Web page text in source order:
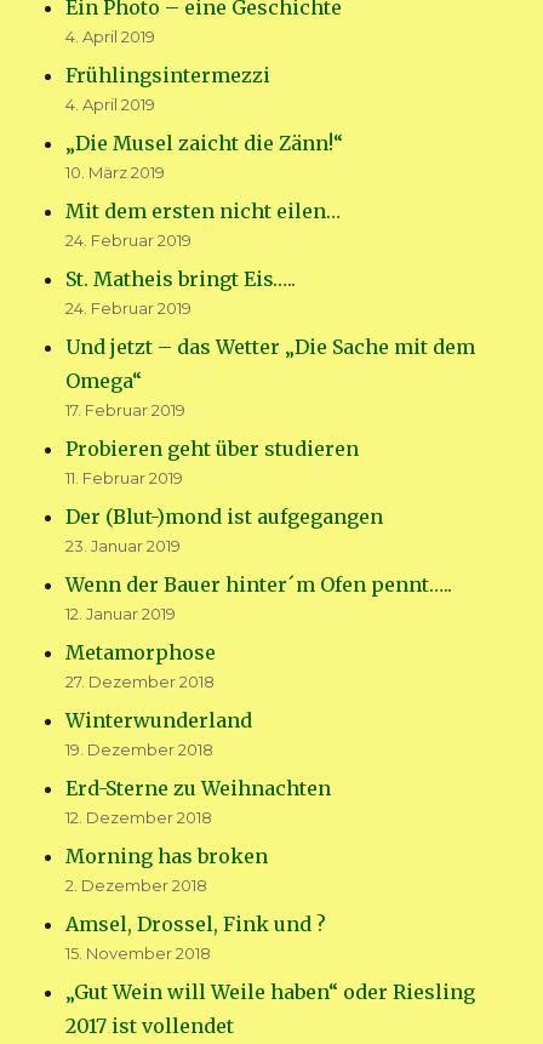
Ein Photo – eine Geschichte
4. April 2019
Frühlingsintermezzi
4. April 2019
„Die Musel zaicht die Zänn!“
10. März 2019
Mit dem ersten nicht eilen…
24. Februar 2019
St. Matheis bringt Eis…..
24. Februar 2019
Und jetzt – das Wetter „Die Sache mit dem
Omega“
17. Februar 2019
Probieren geht über studieren
11. Februar 2019
Der (Blut-)mond ist aufgegangen
23. Januar 2019
Wenn der Bauer hinter´m Ofen pennt…..
12. Januar 2019
Metamorphose
27. Dezember 2018
Winterwunderland
19. Dezember 2018
Erd-Sterne zu Weihnachten
12. Dezember 2018
Morning has broken
2. Dezember 2018
Amsel, Drossel, Fink und ?
15. November 2018
„Gut Wein will Weile haben“ oder Riesling
2017 ist vollendet